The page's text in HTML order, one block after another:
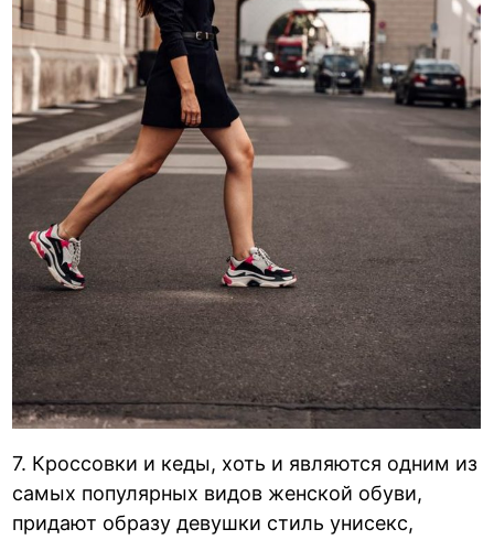
7. Кроссовки и кеды, хоть и являются одним из
самых популярных видов женской обуви,
придают образу девушки стиль унисекс,